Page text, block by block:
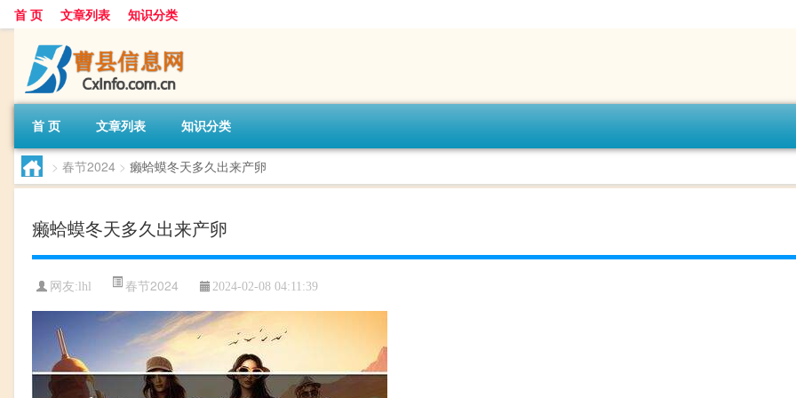
首 页 文章列表 知识分类
首 页 文章列表 知识分类
> 春节2024 > 癞蛤蟆冬天多久出来产卵
癞蛤蟆冬天多久出来产卵
网友: lhl 春节2024 2024-02-08 04:11:39